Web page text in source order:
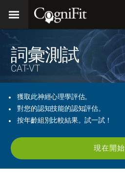
詞彙測試
CAT-VT
獲取此神經心理學評估。
對您的認知技能的認知評估。
按年齡組別比較結果。試一試！
現在開始